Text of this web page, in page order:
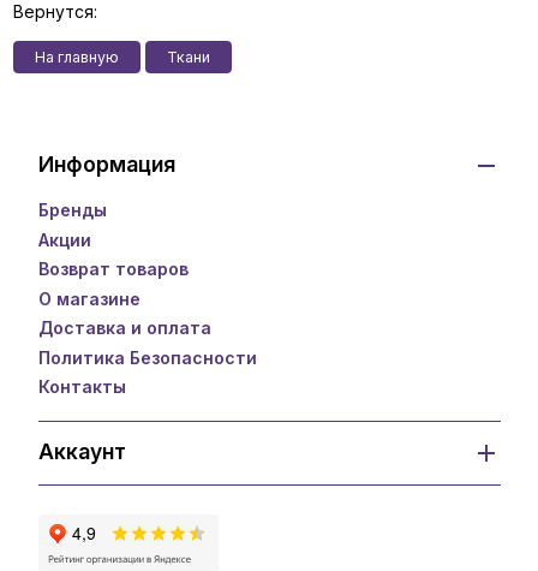
Вернутся:
На главную Ткани
Информация
Бренды
Акции
Возврат товаров
О магазине
Доставка и оплата
Политика Безопасности
Контакты
Аккаунт